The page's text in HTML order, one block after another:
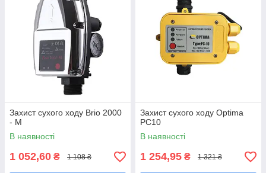
Захист сухого ходу Brio 2000
- М
В наявності
1 052,60 ₴ 1 108 ₴
Захист сухого ходу Optima
PC10
В наявності
1 254,95 ₴ 1 321 ₴